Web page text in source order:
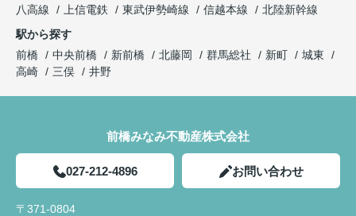
八高線
上信電鉄 東武伊勢崎線 信越本線
北陸新幹線
駅から探す
前橋
中央前橋 新前橋 北藤岡 群馬総社 新町
城東
高崎
三俣 井野
前橋みなみ不動産株式会社
027-212-4896 お問い合わせ
〒371-0804